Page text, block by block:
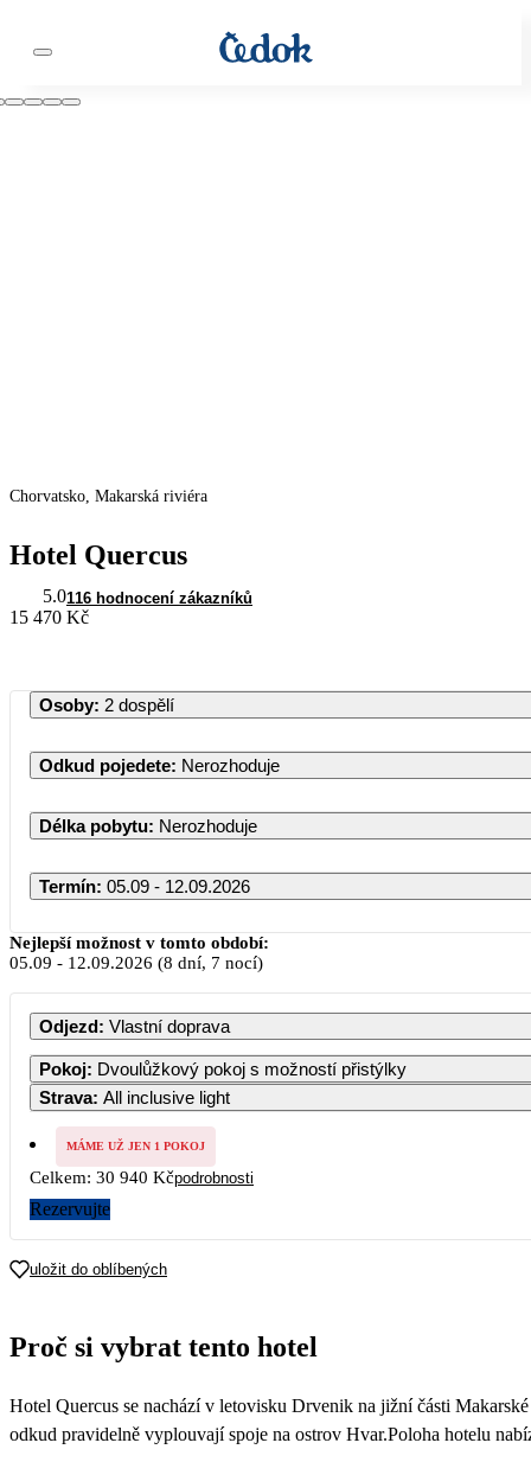
Chorvatsko, Makarská riviéra
Hotel Quercus
5.0116 hodnocení zákazníků
15 470 Kč
Osoby: 2 dospělí
Odkud pojedete: Nerozhoduje
Délka pobytu: Nerozhoduje
Termín: 05.09 - 12.09.2026
Nejlepší možnost v tomto období:
05.09 - 12.09.2026 (8 dní, 7 nocí)
Odjezd: Vlastní doprava
Pokoj: Dvoulůžkový pokoj s možností přistýlky
Strava: All inclusive light
MÁME UŽ JEN 1 POKOJ
Celkem: 30 940 Kčpodrobnosti
Rezervujte
uložit do oblíbených
Proč si vybrat tento hotel
Hotel Quercus se nachází v letovisku Drvenik na jižní části
odkud pravidelně vyplouvají spoje na ostrov Hvar.Poloha hotelu